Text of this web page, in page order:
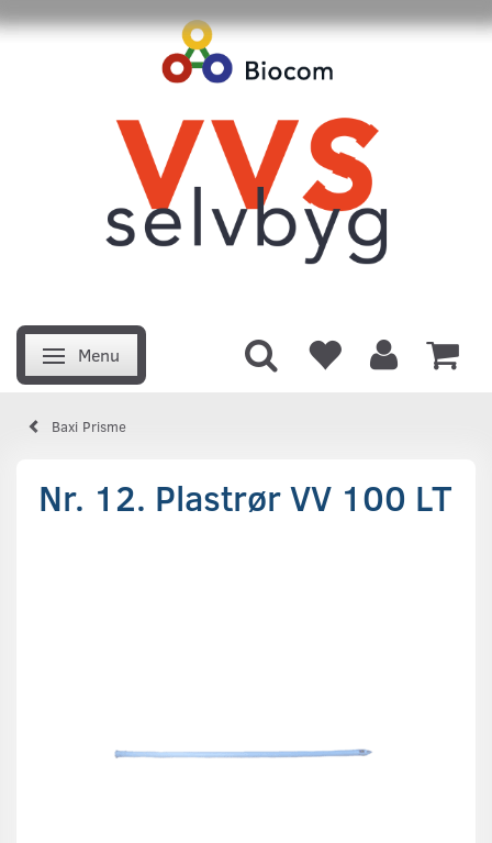
Skifte navigation
Menu
Baxi Prisme
Nr. 12. Plastrør VV 100 LT